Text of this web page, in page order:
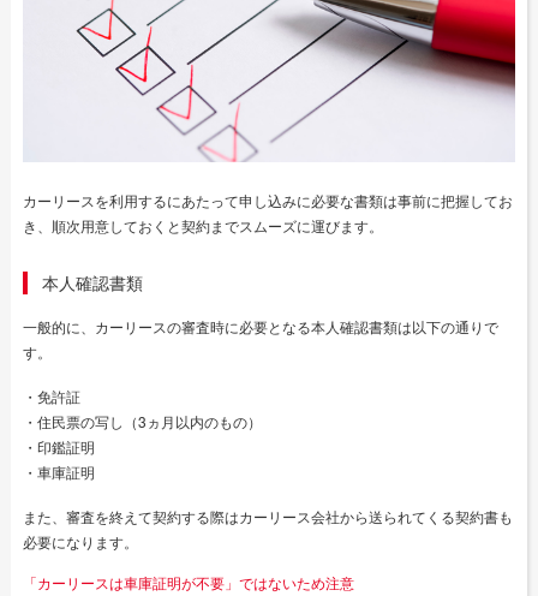
カーリースを利用するにあたって申し込みに必要な書類は事前に把握してお
き、順次用意しておくと契約までスムーズに運びます。
本人確認書類
一般的に、カーリースの審査時に必要となる本人確認書類は以下の通りで
す。
・免許証
・住民票の写し（3ヵ月以内のもの）
・印鑑証明
・車庫証明
また、審査を終えて契約する際はカーリース会社から送られてくる契約書も
必要になります。
「カーリースは車庫証明が不要」ではないため注意